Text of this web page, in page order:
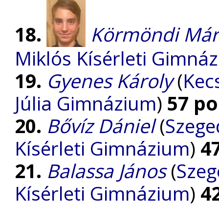
18.
Körmöndi
Miklós Kísérleti
19. Gyenes Károly(
Júlia Gimnázium) 57
20. Bővíz Dániel(
Kísérleti Gimnázium)
21. Balassa János(
Kísérleti Gimnázium)